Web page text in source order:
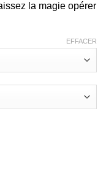
la magie opérer
EFFACER